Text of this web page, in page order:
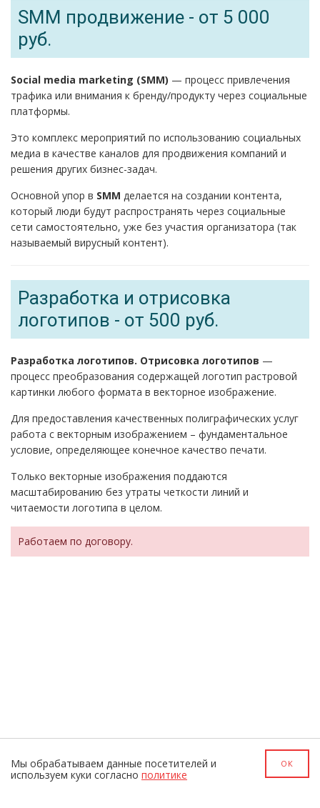
SMM продвижение - от 5 000
руб.
Social media marketing (SMM) — процесс привлечения
трафика или внимания к бренду/продукту через социальные
платформы.
Это комплекс мероприятий по использованию социальных
медиа в качестве каналов для продвижения компаний и
решения других бизнес-задач.
Основной упор в SMM делается на создании контента,
который люди будут распространять через социальные
сети самостоятельно, уже без участия организатора (так
называемый вирусный контент).
Разработка и отрисовка
логотипов - от 500 руб.
Разработка логотипов. Отрисовка логотипов —
процесс преобразования содержащей логотип растровой
картинки любого формата в векторное изображение.
Для предоставления качественных полиграфических услуг
работа с векторным изображением – фундаментальное
условие, определяющее конечное качество печати.
Только векторные изображения поддаются
масштабированию без утраты четкости линий и
читаемости логотипа в целом.
Работаем по договору.
© 2019-2026KUPIWEB.RU
Мы обрабатываем данные посетителей и
используем куки согласно политике
ОК